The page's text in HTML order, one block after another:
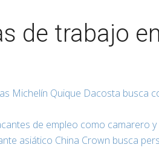
de trabajo en
Michelín Quique Dacosta busca
de empleo como camarero
asiático China Crown busca